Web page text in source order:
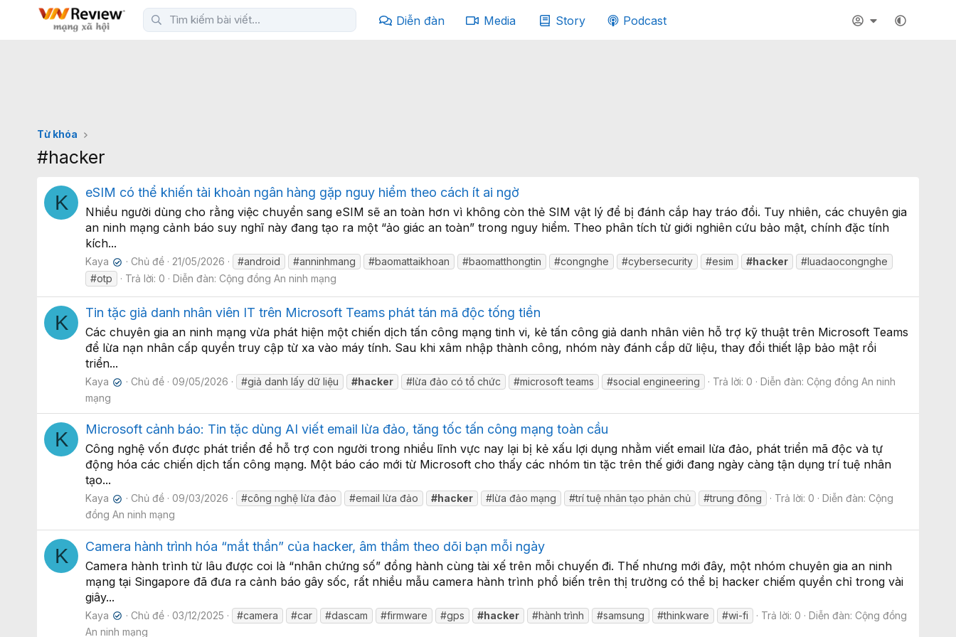
Diễn đàn Media Story Podcast
Từ khóa
#hacker
K eSIM có thể khiến tài khoản ngân hàng gặp nguy hiểm theo cách ít ai ngờ
Nhiều người dùng cho rằng việc chuyển sang eSIM sẽ an toàn hơn vì không còn thẻ SIM vật lý để bị đánh cắp hay tráo đổi. Tuy nhiên, các chuyên gia
an ninh mạng cảnh báo suy nghĩ này đang tạo ra một “ảo giác an toàn” trong nguy hiểm. Theo phân tích từ giới nghiên cứu bảo mật, chính đặc tính
kích...
Kaya ✔ Chủ đề 21/05/2026 #android #anninhmang #baomattaikhoan #baomatthongtin #congnghe #cybersecurity #esim #hacker
#luadaocongnghe
#otp
Trả lời: 0 Diễn đàn: Cộng đồng An ninh mạng
K Tin tặc giả danh nhân viên IT trên Microsoft Teams phát tán mã độc tống tiền
Các chuyên gia an ninh mạng vừa phát hiện một chiến dịch tấn công mạng tinh vi, kẻ tấn công giả danh nhân viên hỗ trợ kỹ thuật trên Microsoft Teams
để lừa nạn nhân cấp quyền truy cập từ xa vào máy tính. Sau khi xâm nhập thành công, nhóm này đánh cắp dữ liệu, thay đổi thiết lập bảo mật rồi
triển...
Kaya ✔ Chủ đề 09/05/2026 #giả danh lấy dữ liệu #hacker #lừa đảo có tổ chức #microsoft teams #social engineering Trả lời: 0 Diễn đàn: Cộng đồng An ninh
mạng
K Microsoft cảnh báo: Tin tặc dùng AI viết email lừa đảo, tăng tốc tấn công mạng toàn cầu
Công nghệ vốn được phát triển để hỗ trợ con người trong nhiều lĩnh vực nay lại bị kẻ xấu lợi dụng nhằm viết email lừa đảo, phát triển mã độc và tự
động hóa các chiến dịch tấn công mạng. Một báo cáo mới từ Microsoft cho thấy các nhóm tin tặc trên thế giới đang ngày càng tận dụng trí tuệ nhân
tạo...
Kaya ✔ Chủ đề 09/03/2026 #công nghệ lừa đảo #email lừa đảo #hacker #lừa đảo mạng #trí tuệ nhân tạo phản chủ #trung đông Trả lời: 0 Diễn đàn: Cộng
đồng An ninh mạng
K Camera hành trình hóa “mắt thần” của hacker, âm thầm theo dõi bạn mỗi ngày
Camera hành trình từ lâu được coi là “nhân chứng số” đồng hành cùng tài xế trên mỗi chuyến đi. Thế nhưng mới đây, một nhóm chuyên gia an ninh
mạng tại Singapore đã đưa ra cảnh báo gây sốc, rất nhiều mẫu camera hành trình phổ biến trên thị trường có thể bị hacker chiếm quyền chỉ trong vài
giây...
Kaya ✔ Chủ đề 03/12/2025 #camera #car #dascam #firmware #gps #hacker #hành trình #samsung #thinkware #wi-fi Trả lời: 0 Diễn đàn: Cộng đồng
An ninh mạng